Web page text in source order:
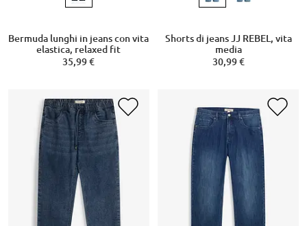
Bermuda lunghi in jeans con vita
elastica, relaxed fit
35,99 €
Shorts di jeans JJ REBEL, vita
media
30,99 €